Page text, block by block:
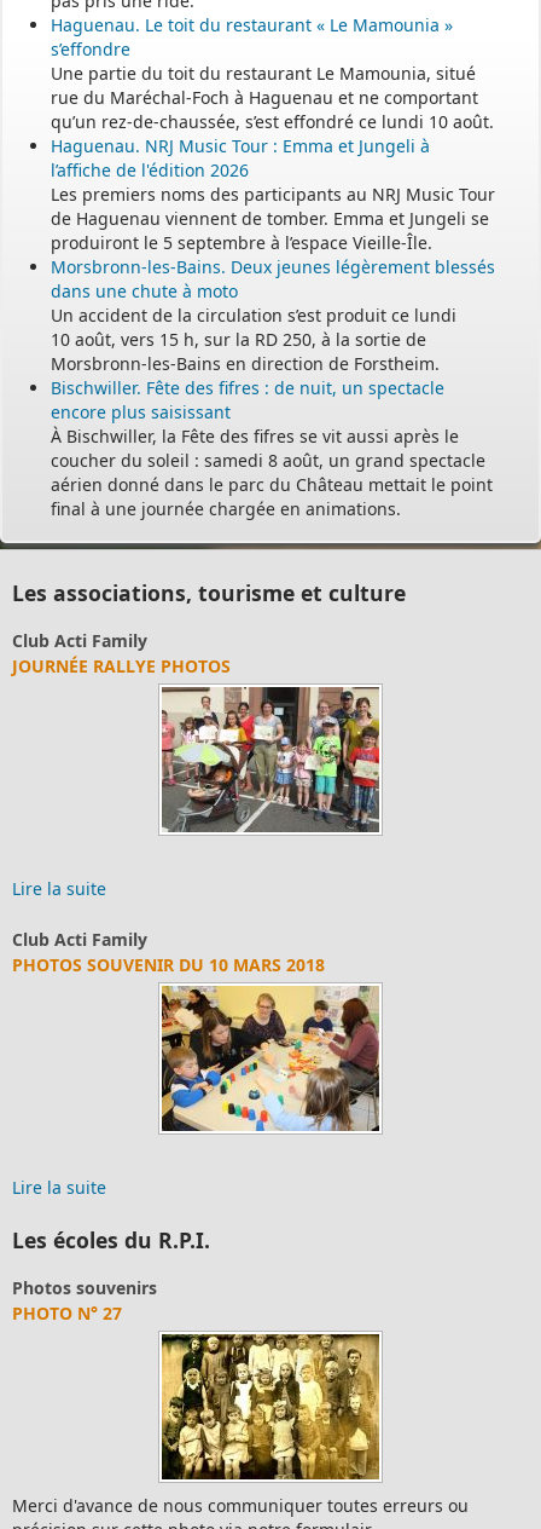
Haguenau. Le toit du restaurant « Le Mamounia »
s’effondre
Une partie du toit du restaurant Le Mamounia, situé
rue du Maréchal-Foch à Haguenau et ne comportant
qu’un rez-de-chaussée, s’est effondré ce lundi 10 août.
Haguenau. NRJ Music Tour : Emma et Jungeli à
l’affiche de l'édition 2026
Les premiers noms des participants au NRJ Music Tour
de Haguenau viennent de tomber. Emma et Jungeli se
produiront le 5 septembre à l’espace Vieille-Île.
Morsbronn-les-Bains. Deux jeunes légèrement blessés
dans une chute à moto
Un accident de la circulation s’est produit ce lundi
10 août, vers 15 h, sur la RD 250, à la sortie de
Morsbronn-les-Bains en direction de Forstheim.
Bischwiller. Fête des fifres : de nuit, un spectacle
encore plus saisissant
À Bischwiller, la Fête des fifres se vit aussi après le
coucher du soleil : samedi 8 août, un grand spectacle
aérien donné dans le parc du Château mettait le point
final à une journée chargée en animations.
Les associations, tourisme et culture
SYNDICAT D'AVICULTURE DE MERKWILLER
Annuaire des associations
ANNUAIRE DES ASSOCIATIONS
Lire la suite
Les écoles du R.P.I.
CONJUGAISON